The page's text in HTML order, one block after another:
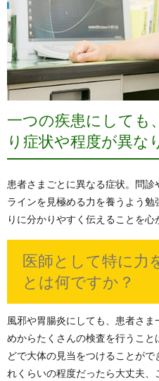
一つの疾患にしても
り症状や程度が異な
患者さまごとに異なる症状。問
ラインを見極める力を養うよう
りに分かりやすく伝えることを心
医師として特に力
とは何ですか？
風邪や胃腸炎にしても、患者さ
めからたくさんの検査を行うこ
どで大体の見当をつけることが
れくらいの程度だったら大丈夫、